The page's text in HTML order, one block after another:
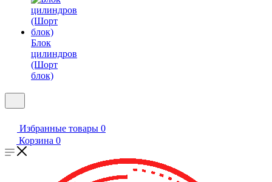
Блок
цилиндров
(Шорт
блок)
Избранные товары 0
Корзина 0